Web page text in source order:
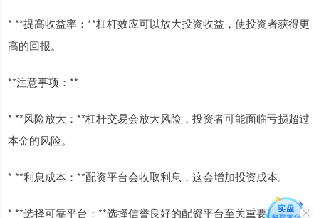
* **提高收益率：**杠杆效应可以放大投资收益，使投资者获得更
高的回报。
**注意事项：**
* **风险放大：**杠杆交易会放大风险，投资者可能面临亏损超过
本金的风险。
* **利息成本：**配资平台会收取利息，这会增加投资成本。
* **选择可靠平台：**选择信誉良好的配资平台至关重要，以确保